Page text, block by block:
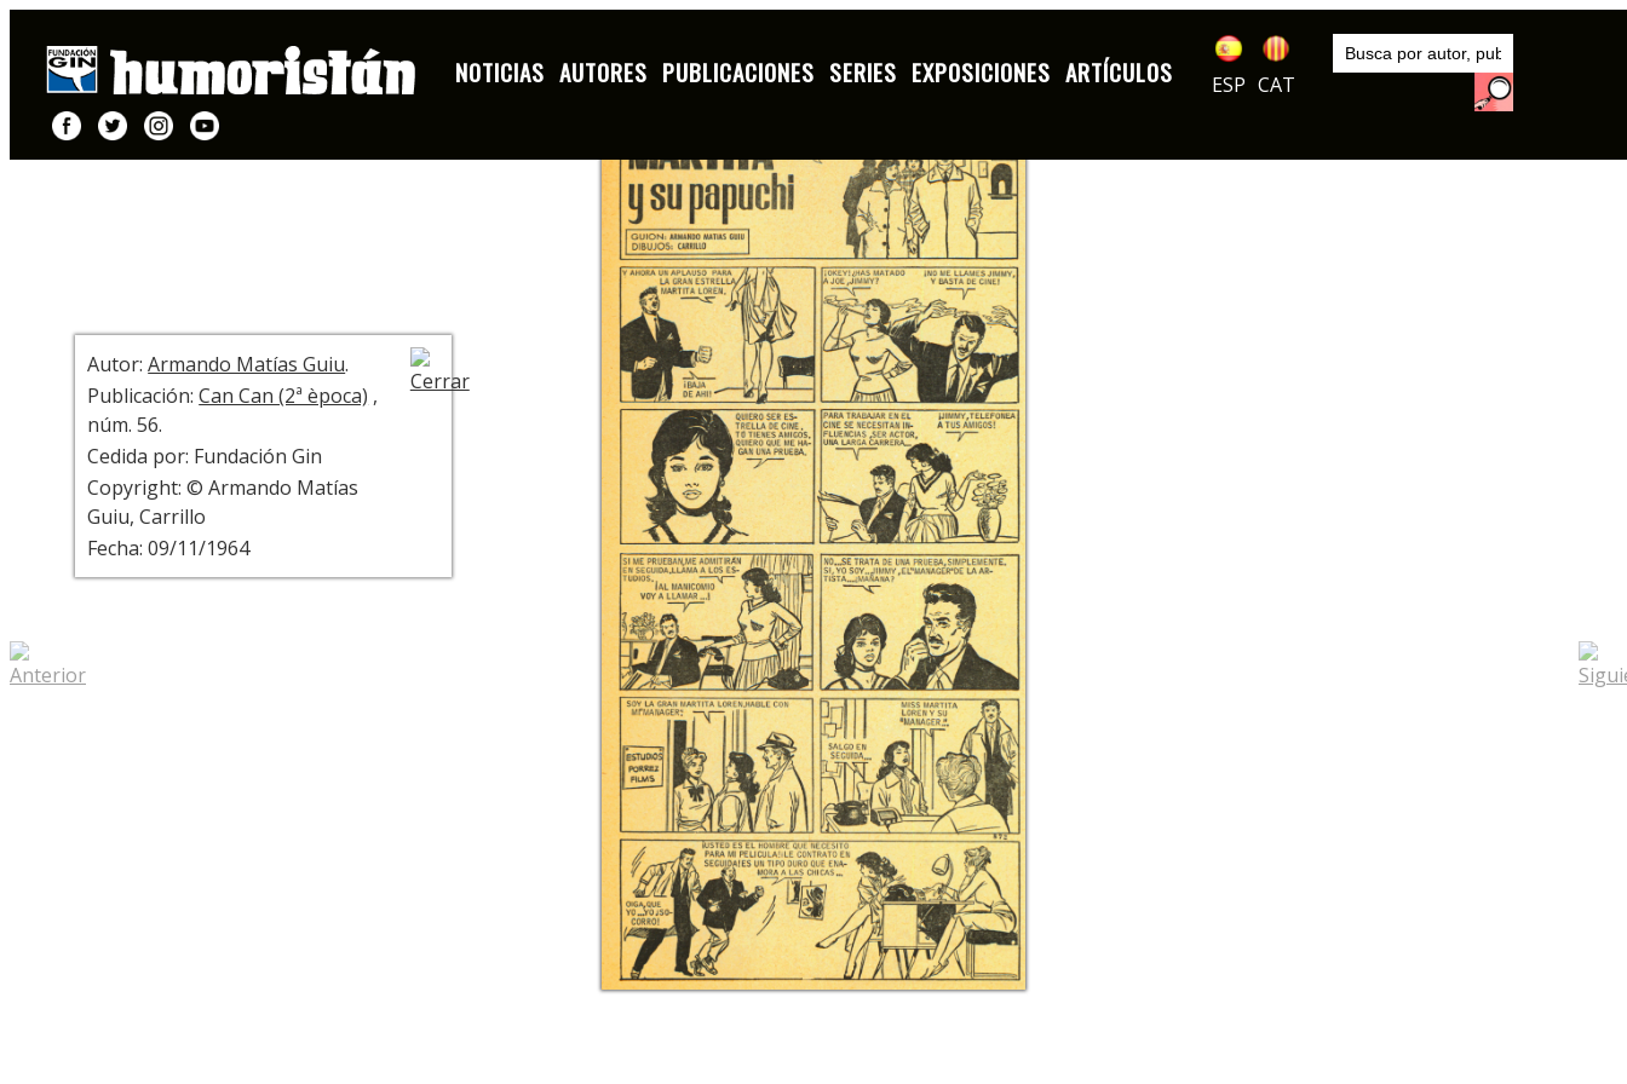
NOTICIAS AUTORES PUBLICACIONES SERIES EXPOSICIONES ARTÍCULOS ESP CAT
Autores
Armando Matías Guiu
+ INFO
Autor:Armando Matías Guiu.
Publicación:Can Can (2ª època) ,
núm. 56.
Cedida por: Fundación Gin
Copyright: © Armando Matías
Guiu, Carrillo
Fecha: 09/11/1964